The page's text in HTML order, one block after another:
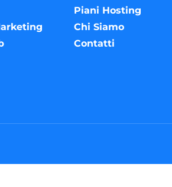
Piani Hosting
Chi Siamo
Contatti